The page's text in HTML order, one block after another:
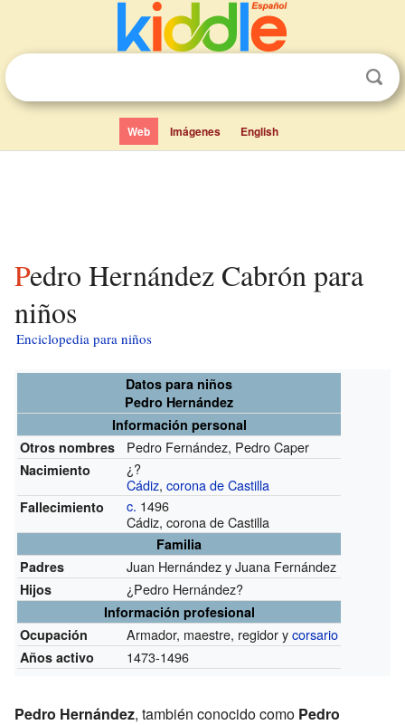
Web Imágenes English
Pedro Hernández Cabrón para
niños
Enciclopedia para niños
Datos para niños
Pedro Hernández
Información personal
Otros nombres
Pedro Fernández, Pedro Caper
Nacimiento
¿?
Cádiz,corona de Castilla
Fallecimiento c. 1496
Cádiz, corona de Castilla
Familia
Padres
Juan Hernández y Juana Fernández
Hijos ¿Pedro Hernández?
Información profesional
Ocupación
Armador, maestre, regidor ycorsario
Años activo 1473-1496
Pedro Hernández, también conocido como Pedro